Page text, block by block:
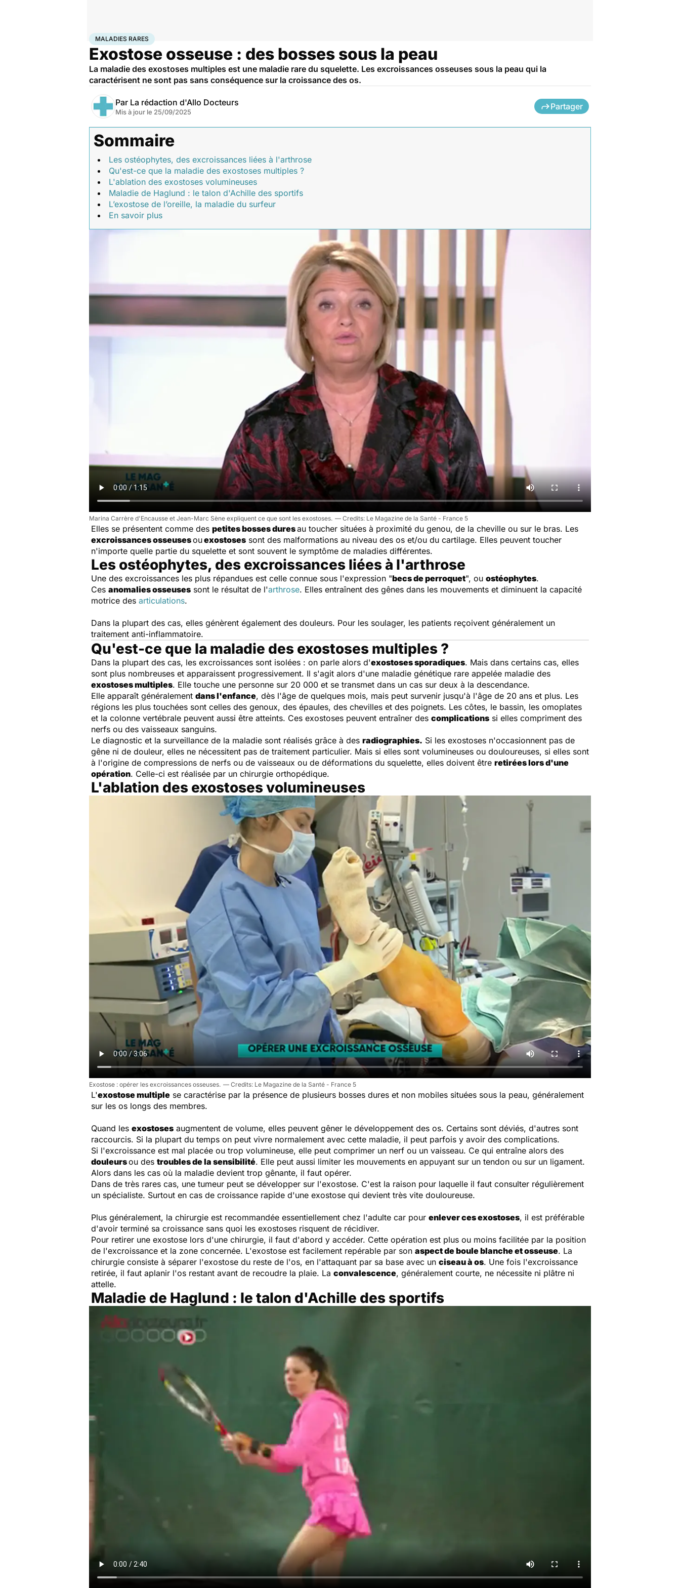
AccueilSanté Maladies Maladies rares
MALADIES RARES
Exostose osseuse : des bosses sous la peau
La maladie des exostoses multiples est une maladie rare du squelette. Les excroissances osseuses sous la peau qui la
caractérisent ne sont pas sans conséquence sur la croissance des os.
Par La rédaction d'Allo Docteurs
Mis à jour le 25/09/2025
Partager
Sommaire
Les ostéophytes, des excroissances liées à l'arthrose
Qu'est-ce que la maladie des exostoses multiples ?
L'ablation des exostoses volumineuses
Maladie de Haglund : le talon d'Achille des sportifs
L’exostose de l’oreille, la maladie du surfeur
En savoir plus
Marina Carrère d'Encausse et Jean-Marc Sène expliquent ce que sont les exostoses. Le Magazine de la Santé - France 5
Elles se présentent comme des petites bosses duresau toucher situées à proximité du genou, de la cheville ou sur le bras. Les
excroissances osseusesouexostoses sont des malformations au niveau des os et/ou du cartilage. Elles peuvent toucher
n'importe quelle partie du squelette et sont souvent le symptôme de maladies différentes.
Les ostéophytes, des excroissances liées à l'arthrose
Une des excroissances les plus répandues est celle connue sous l'expression "becs de perroquet", ou ostéophytes.
Ces anomalies osseuses sont le résultat de l'arthrose. Elles entraînent des gênes dans les mouvements et diminuent la capacité
motrice des articulations.
Dans la plupart des cas, elles génèrent également des douleurs. Pour les soulager, les patients reçoivent généralement un
traitement anti-inflammatoire.
Qu'est-ce que la maladie des exostoses multiples ?
Dans la plupart des cas, les excroissances sont isolées : on parle alors d'exostoses sporadiques. Mais dans certains cas, elles
sont plus nombreuses et apparaissent progressivement. Il s'agit alors d'une maladie génétique rare appelée maladie des
exostoses multiples. Elle touche une personne sur 20 000 et se transmet dans un cas sur deux à la descendance.
Elle apparaît généralement dans l'enfance, dès l'âge de quelques mois, mais peut survenir jusqu'à l'âge de 20 ans et plus. Les
régions les plus touchées sont celles des genoux, des épaules, des chevilles et des poignets. Les côtes, le bassin, les omoplates
et la colonne vertébrale peuvent aussi être atteints. Ces exostoses peuvent entraîner des complications si elles compriment des
nerfs ou des vaisseaux sanguins.
Le diagnostic et la surveillance de la maladie sont réalisés grâce à des radiographies. Si les exostoses n'occasionnent pas de
gêne ni de douleur, elles ne nécessitent pas de traitement particulier. Mais si elles sont volumineuses ou douloureuses, si elles sont
à l'origine de compressions de nerfs ou de vaisseaux ou de déformations du squelette, elles doivent être retirées lors d'une
opération. Celle-ci est réalisée par un chirurgie orthopédique.
L'ablation des exostoses volumineuses
Exostose : opérer les excroissances osseuses. Le Magazine de la Santé - France 5
L'exostose multiple se caractérise par la présence de plusieurs bosses dures et non mobiles situées sous la peau, généralement
sur les os longs des membres.
Quand les exostoses augmentent de volume, elles peuvent gêner le développement des os. Certains sont déviés, d'autres sont
raccourcis. Si la plupart du temps on peut vivre normalement avec cette maladie, il peut parfois y avoir des complications.
Si l'excroissance est mal placée ou trop volumineuse, elle peut comprimer un nerf ou un vaisseau. Ce qui entraîne alors des
douleursou des troubles de la sensibilité. Elle peut aussi limiter les mouvements en appuyant sur un tendon ou sur un ligament.
Alors dans les cas où la maladie devient trop gênante, il faut opérer.
Dans de très rares cas, une tumeur peut se développer sur l'exostose. C'est la raison pour laquelle il faut consulter régulièrement
un spécialiste. Surtout en cas de croissance rapide d'une exostose qui devient très vite douloureuse.
Plus généralement, la chirurgie est recommandée essentiellement chez l'adulte car pour enlever ces exostoses, il est préférable
d'avoir terminé sa croissance sans quoi les exostoses risquent de récidiver.
Pour retirer une exostose lors d'une chirurgie, il faut d'abord y accéder. Cette opération est plus ou moins facilitée par la position
de l'excroissance et la zone concernée. L'exostose est facilement repérable par son aspect de boule blanche et osseuse. La
chirurgie consiste à séparer l'exostose du reste de l'os, en l'attaquant par sa base avec un ciseau à os. Une fois l'excroissance
retirée, il faut aplanir l'os restant avant de recoudre la plaie. La convalescence, généralement courte, ne nécessite ni plâtre ni
attelle.
Maladie de Haglund : le talon d'Achille des sportifs